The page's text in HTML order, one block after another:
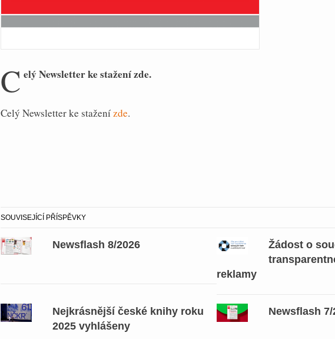
C elý Newsletter ke stažení zde.
Celý Newsletter ke staženízde.
SOUVISEJÍCÍ PŘÍSPĚVKY
Newsflash 8/2026
Žádost o
reklamy
Nejkrásnější české knihy roku
2025 vyhlášeny
Newsflash 7/